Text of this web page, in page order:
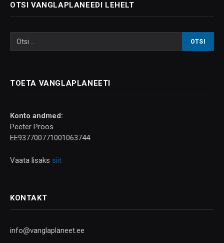
OTSI VANGLAPLANEEDI LEHELT
TOETA VANGLAPLANEETI
Konto andmed:
Peeter Proos
EE937700771001063744
Vaata lisaks siit
KONTAKT
info@vanglaplaneet.ee